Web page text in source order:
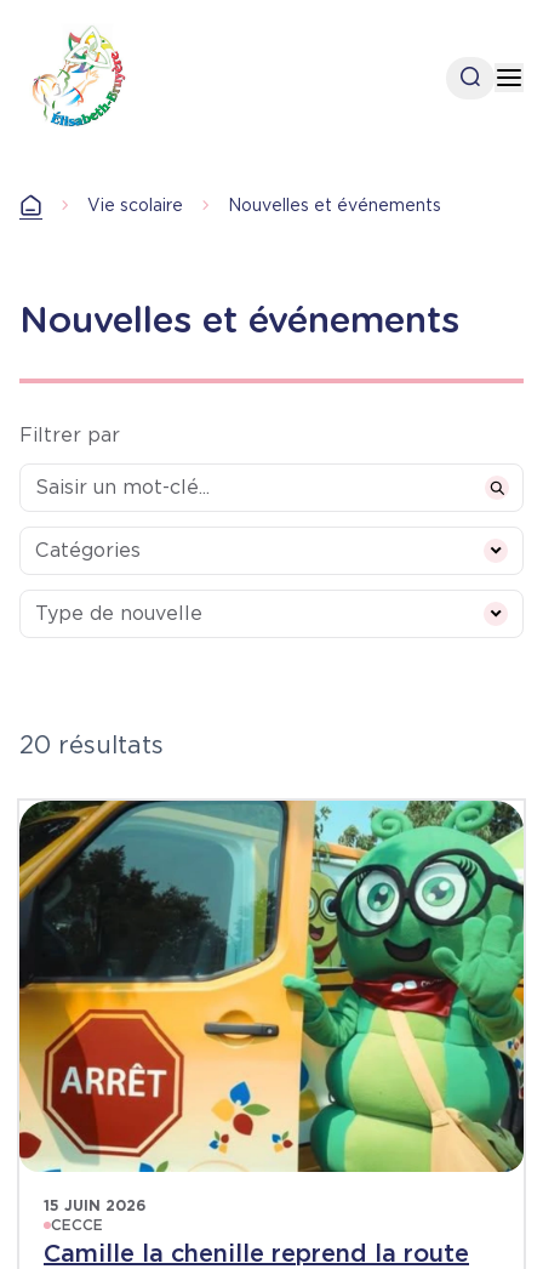
contenu
principal
Open
Accueil Vie scolaire Nouvelles et événements
Nouvelles et événements
Filtrer par
Categories
Catégories
Type de nouvelle
Type de nouvelle
20 résultats
15 JUIN 2026
CECCE
Camille la chenille reprend la route